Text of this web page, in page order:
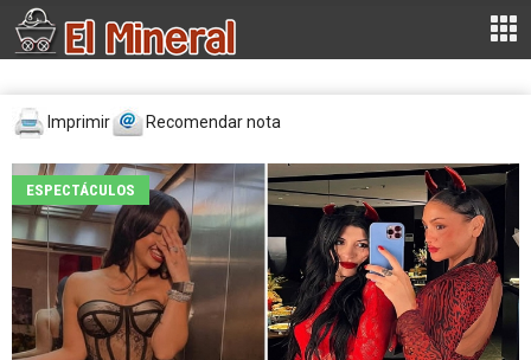
Imprimir Recomendar nota
ESPECTÁCULOS